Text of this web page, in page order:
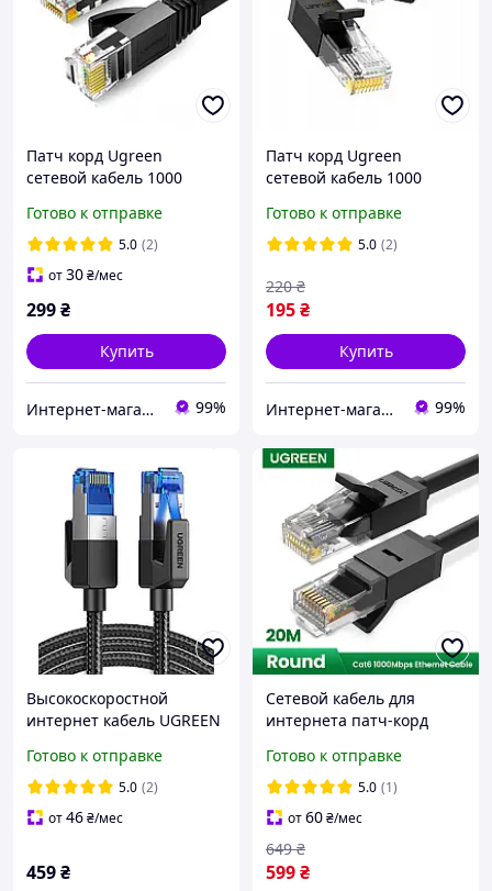
Патч корд Ugreen
сетевой кабель 1000
плоский 5М Black (NW102)
Готово к отправке
5.0 (2)
от30₴/мес
299₴
Купить
Интернет-магазин электроники и аксессуаров "Ugreen Украина" 99%
Патч корд Ugreen
сетевой кабель 1000
круглый 3М Black (NW102)
20161
Готово к отправке
5.0 (2)
195₴
220 ₴
Купить
Интернет-магазин Смарт Хаус 99%
Высокоскоростной
интернет кабель UGREEN
шнур патч-корд с
оплеткой RJ45 2 м
(NW153)
Готово к отправке
5.0 (2)
от46₴/мес
459₴
Сетевой кабель для
интернета патч-корд
Ethernet Cable 20м
(черный)
Готово к отправке
5.0 (1)
от60₴/мес
599₴
649 ₴